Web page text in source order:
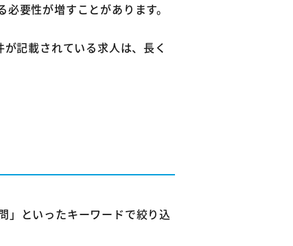
要性が増すことがあります。
記載されている求人は、長く
」といったキーワードで絞り込